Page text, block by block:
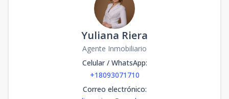
Yuliana Riera
Agente Inmobiliario
Celular / WhatsApp:
+18093071710
Correo electrónico: